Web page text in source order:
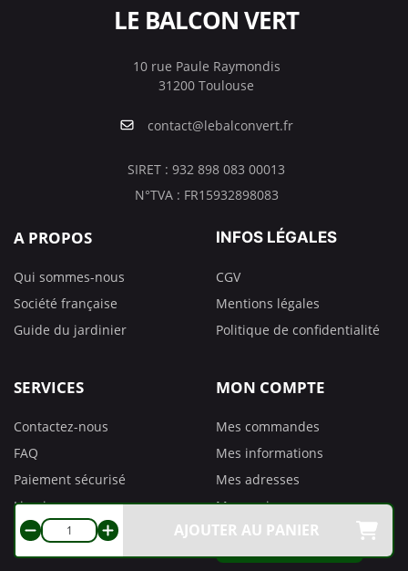
AJOUTER AU PANIER
LE BALCON VERT
10 rue Paule Raymondis
31200 Toulouse
contact@lebalconvert.fr
SIRET : 932 898 083 00013
N°TVA : FR15932898083
A PROPOS
Qui sommes-nous
Société française
Guide du jardinier
INFOS LÉGALES
CGV
Mentions légales
Politique de confidentialité
SERVICES
Contactez-nous
FAQ
Paiement sécurisé
Livraison
Retours
MON COMPTE
Mes commandes
Mes informations
Mes adresses
Mes avoirs